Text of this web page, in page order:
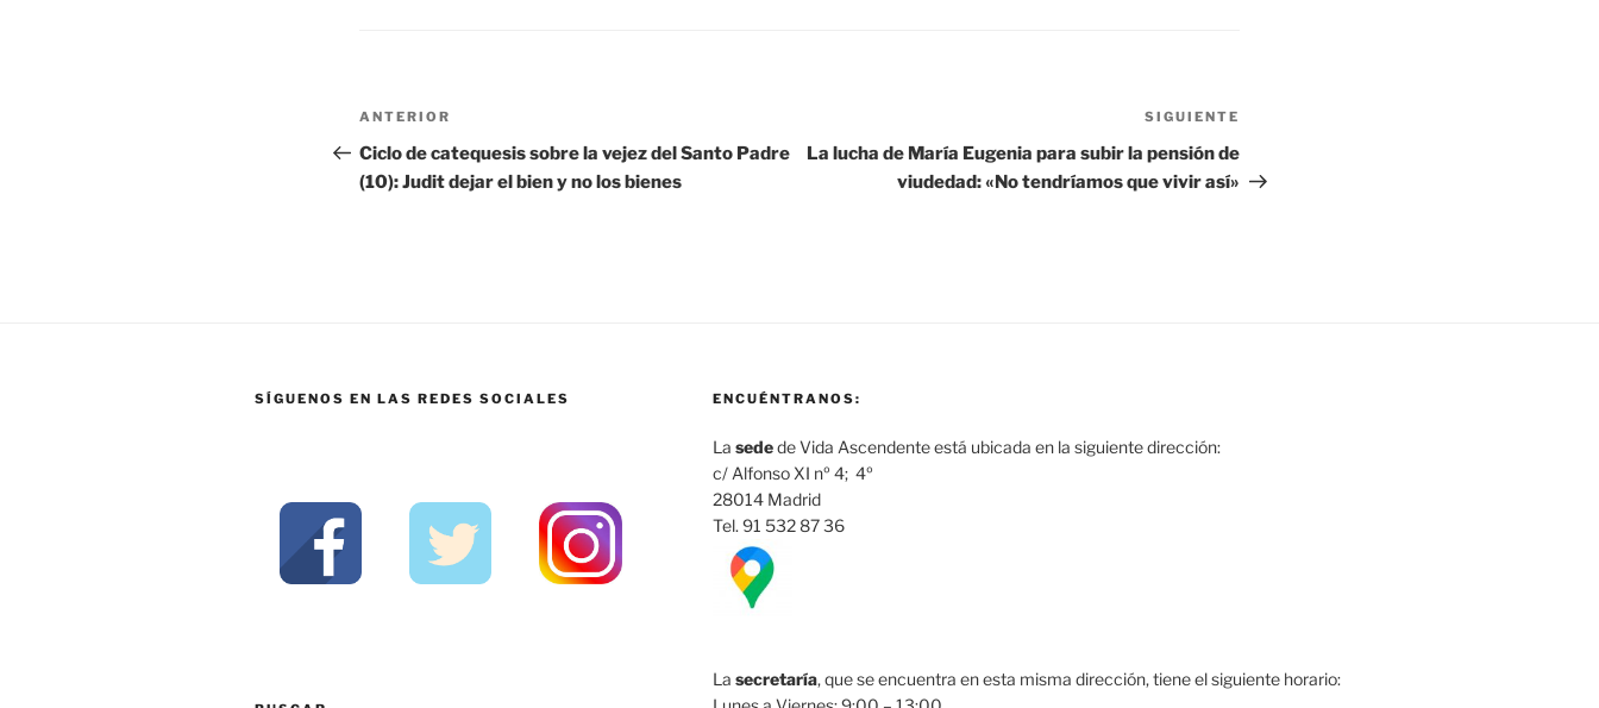
ANTERIOR
Ciclo de catequesis sobre la vejez del Santo Padre
(10): Judit dejar el bien y no los bienes
SIGUIENTE
La lucha de María Eugenia para subir la pensión de
viudedad: «No tendríamos que vivir así»
SÍGUENOS EN LAS REDES SOCIALES ENCUÉNTRANOS:
La sedede Vida Ascendente está ubicada en la siguiente dirección:
c/ Alfonso XI nº 4; 4º
28014 Madrid
Tel. 91 532 87 36
La secretaría, que se encuentra en esta misma dirección, tiene el siguiente horario: